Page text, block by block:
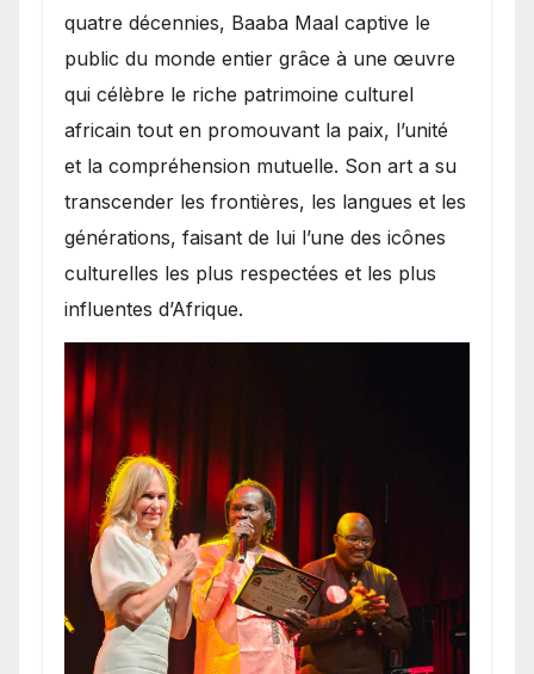
quatre décennies, Baaba Maal captive le
public du monde entier grâce à une œuvre
qui célèbre le riche patrimoine culturel
africain tout en promouvant la paix, l’unité
et la compréhension mutuelle. Son art a su
transcender les frontières, les langues et les
générations, faisant de lui l’une des icônes
culturelles les plus respectées et les plus
influentes d’Afrique.